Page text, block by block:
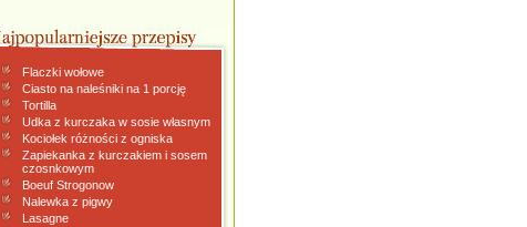
Flaczki wołowe
Ciasto na naleśniki na 1 porcję
Tortilla
Udka z kurczaka w sosie własnym
Kociołek różności z ogniska
Zapiekanka z kurczakiem i sosem
czosnkowym
Boeuf Strogonow
Nalewka z pigwy
Lasagne